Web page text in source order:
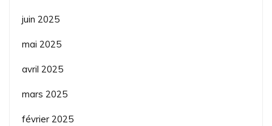
juin 2025
mai 2025
avril 2025
mars 2025
février 2025